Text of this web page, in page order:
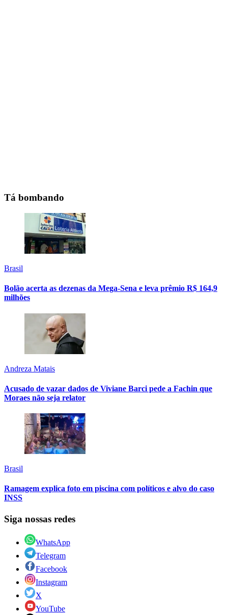
Tá bombando
Brasil
Bolão acerta as dezenas da Mega-Sena e leva prêmio R$ 164,9
milhões
Andreza Matais
Acusado de vazar dados de Viviane Barci pede a Fachin que
Moraes não seja relator
Brasil
Ramagem explica foto em piscina com políticos e alvo do caso
INSS
Siga nossas redes
WhatsApp
Telegram
Facebook
Instagram
X
YouTube